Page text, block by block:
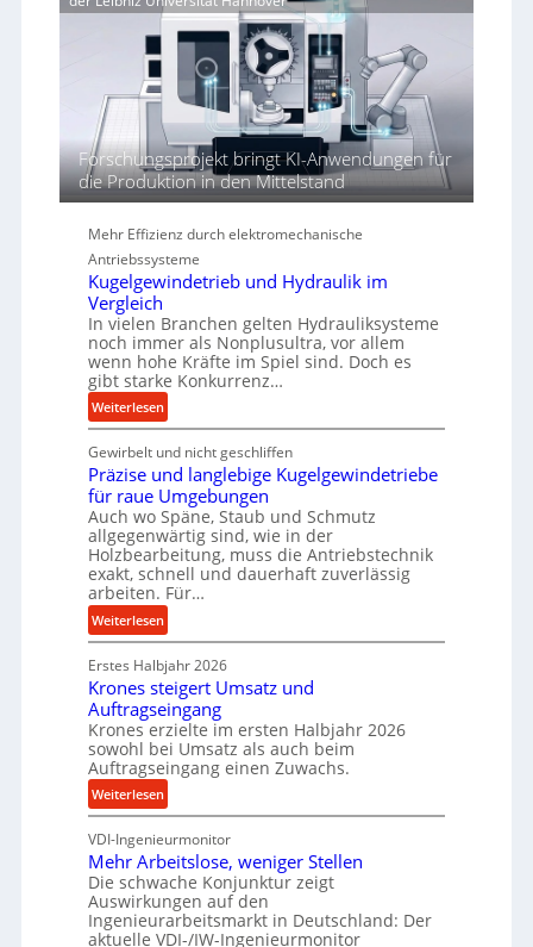
r
r
h
d
i
e
r
f
o
r
m
a
n
c
e
b
e
i
m
D
r
ü
c
p
r
o
z
e
s
s
Forschungsprojekt bringt KI-Anwendungen für
die Produktion in den Mittelstand
Mehr Effizienz durch elektromechanische
Antriebssysteme
Kugelgewindetrieb und Hydraulik im
Vergleich
In vielen Branchen gelten Hydrauliksysteme
noch immer als Nonplusultra, vor allem
wenn hohe Kräfte im Spiel sind. Doch es
gibt starke Konkurrenz…
Weiterlesen:
K
u
g
e
l
g
e
w
i
n
e
t
r
i
e
b
u
n
d
H
y
d
Gewirbelt und nicht geschliffen
Präzise und langlebige Kugelgewindetriebe
für raue Umgebungen
Auch wo Späne, Staub und Schmutz
allgegenwärtig sind, wie in der
Holzbearbeitung, muss die Antriebstechnik
exakt, schnell und dauerhaft zuverlässig
arbeiten. Für…
Weiterlesen:
P
r
ä
z
i
s
e
u
n
d
l
a
n
g
Erstes Halbjahr 2026
Krones steigert Umsatz und
Auftragseingang
Krones erzielte im ersten Halbjahr 2026
sowohl bei Umsatz als auch beim
Auftragseingang einen Zuwachs.
Weiterlesen:
K
r
o
n
e
s
VDI-Ingenieurmonitor
Mehr Arbeitslose, weniger Stellen
Die schwache Konjunktur zeigt
Auswirkungen auf den
Ingenieurarbeitsmarkt in Deutschland: Der
aktuelle VDI-/IW-Ingenieurmonitor